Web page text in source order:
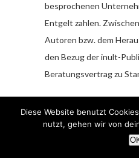
besprochenen
Entgelt zahlen.
Autoren bzw. dem
den Bezug der inult-
Beratungsvertrag zu
weder eine
oder eine Empfehlung
Diese Website benutzt
nutzt, gehen wir von